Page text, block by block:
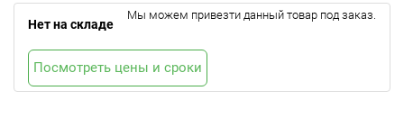
Нет на складе
Мы можем привезти данный товар под заказ.
Посмотреть цены и сроки